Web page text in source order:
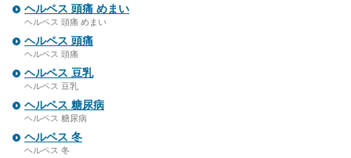
ヘルペス 頭痛 めまい
ヘルペス 頭痛 めまい
ヘルペス 頭痛
ヘルペス 頭痛
ヘルペス 豆乳
ヘルペス 豆乳
ヘルペス 糖尿病
ヘルペス 糖尿病
ヘルペス 冬
ヘルペス 冬